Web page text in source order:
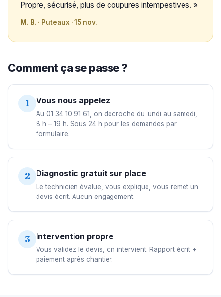
Propre, sécurisé, plus de coupures intempestives. »
M. B. · Puteaux · 15 nov.
Comment ça se passe ?
1 Vous nous appelez
Au 01 34 10 91 61, on décroche du lundi au samedi,
8 h – 19 h. Sous 24 h pour les demandes par
formulaire.
2 Diagnostic gratuit sur place
Le technicien évalue, vous explique, vous remet un
devis écrit. Aucun engagement.
3 Intervention propre
Vous validez le devis, on intervient. Rapport écrit +
paiement après chantier.